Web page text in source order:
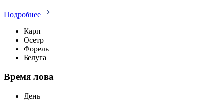
Подробнее
Карп
Осетр
Форель
Белуга
Время лова
День